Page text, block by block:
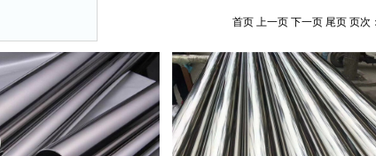
首页 上一页 下一页 尾页 页次：